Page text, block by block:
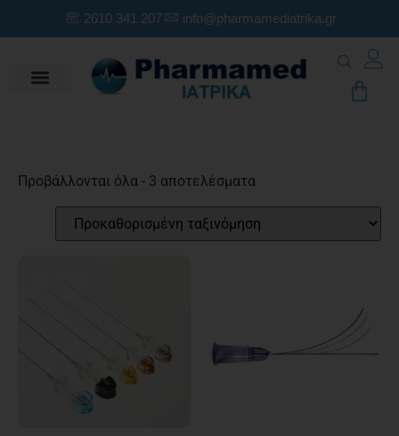
2610 341 207 info@pharmamediatrika.gr
Προβάλλονται όλα - 3 αποτελέσματα